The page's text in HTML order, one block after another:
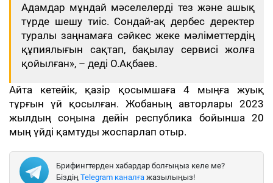
Адамдар мұндай мәселелерді тез және ашық
түрде шешу тиіс. Сондай-ақ дербес деректер
туралы заңнамаға сәйкес жеке мәліметтердің
құпиялығын сақтап, бақылау сервисі жолға
қойылған», – деді О.Ақбаев.
Айта кетейік, қазір қосымшаға 4 мыңға жуық
тұрғын үй қосылған. Жобаның авторлары 2023
жылдың соңына дейін республика бойынша 20
мың үйді қамтуды жоспарлап отыр.
Брифингтерден хабардар болғыңыз келе ме?
Біздің Telegram каналға жазылыңыз!